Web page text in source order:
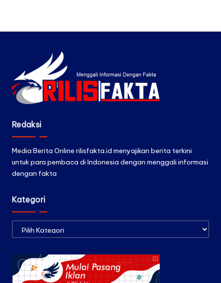
Redaksi
Media Berita Online rilisfakta.id menyajikan berita terkini
untuk para pembaca di Indonesia dengan menggali informasi
dengan fakta
Kategori